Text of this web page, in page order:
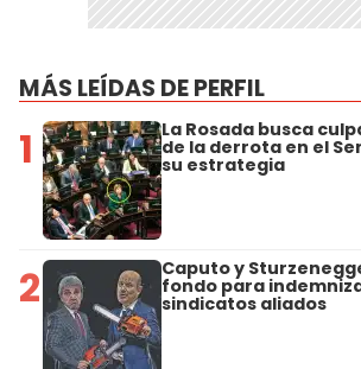
MÁS LEÍDAS DE PERFIL
1 La Rosada busca
de la derrota en el
su estrategia
2 Caputo y
fondo para
sindicatos aliados